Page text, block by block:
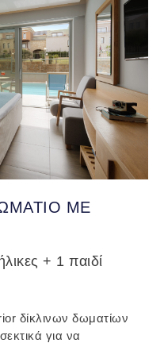
ΜΕ
+ 1 παιδί
δίκλινων δωματίων
για να